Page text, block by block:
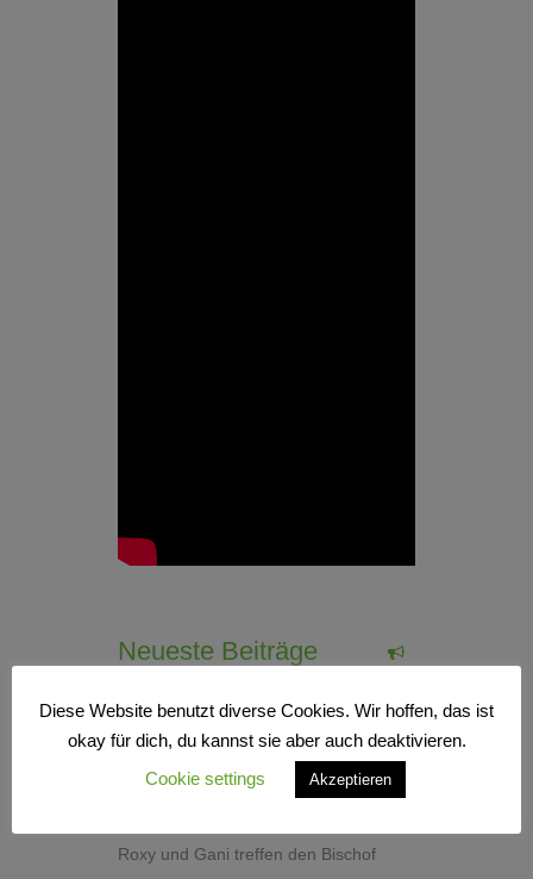
Neueste Beiträge
Roxy und Gani haben eine neue
Homepage
Roxy und Gani treffen den Bischof
Diese Website benutzt diverse Cookies. Wir hoffen, das ist
okay für dich, du kannst sie aber auch deaktivieren.
Cookie settings
Akzeptieren